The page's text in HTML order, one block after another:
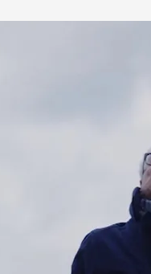
resuelto:
del
sentí que